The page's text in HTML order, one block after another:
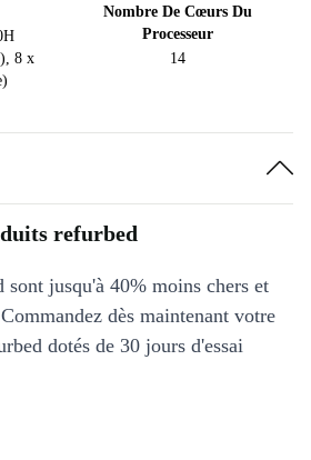
8 x
Nombre De Cœurs Du
Processeur
14
refurbed
sont jusqu'à 40% moins chers et
dès maintenant votre
dotés de 30 jours d'essai